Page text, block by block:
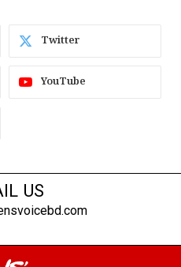
Twitter
YouTube
US